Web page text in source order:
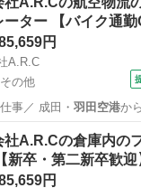
ーター 【バイク通勤
円
A.R.C
の他
事／ 成田・ 羽田空港か
社A.R.Cの倉庫内の
新卒・第二新卒歓迎
円